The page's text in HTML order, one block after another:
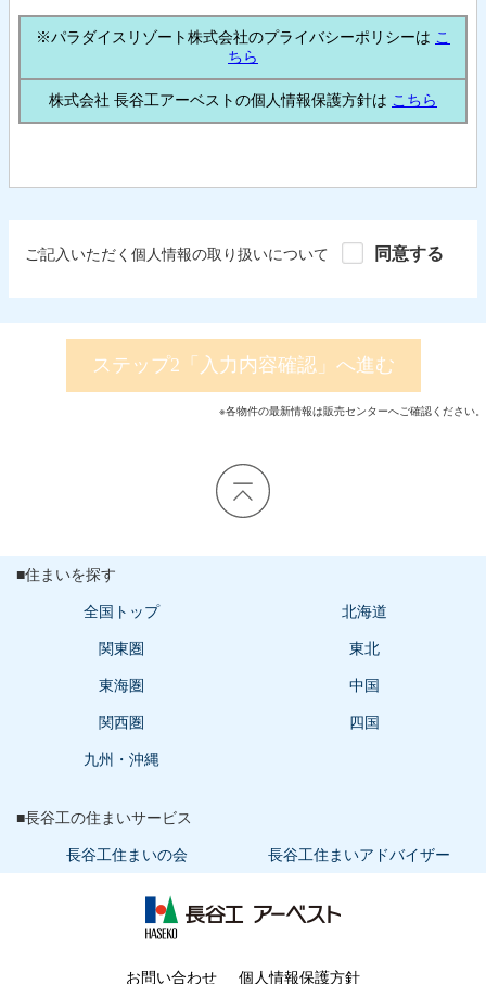
ご記入いただく個人情報の取り扱いについて 同意する
ステップ2「入力内容確認」へ進む
※各物件の最新情報は販売センターへご確認ください。
■住まいを探す
全国トップ 北海道
関東圏 東北
東海圏 中国
関西圏 四国
九州・沖縄
■長谷工の住まいサービス
長谷工住まいの会 長谷工住まいアドバイザー
お問い合わせ 個人情報保護方針